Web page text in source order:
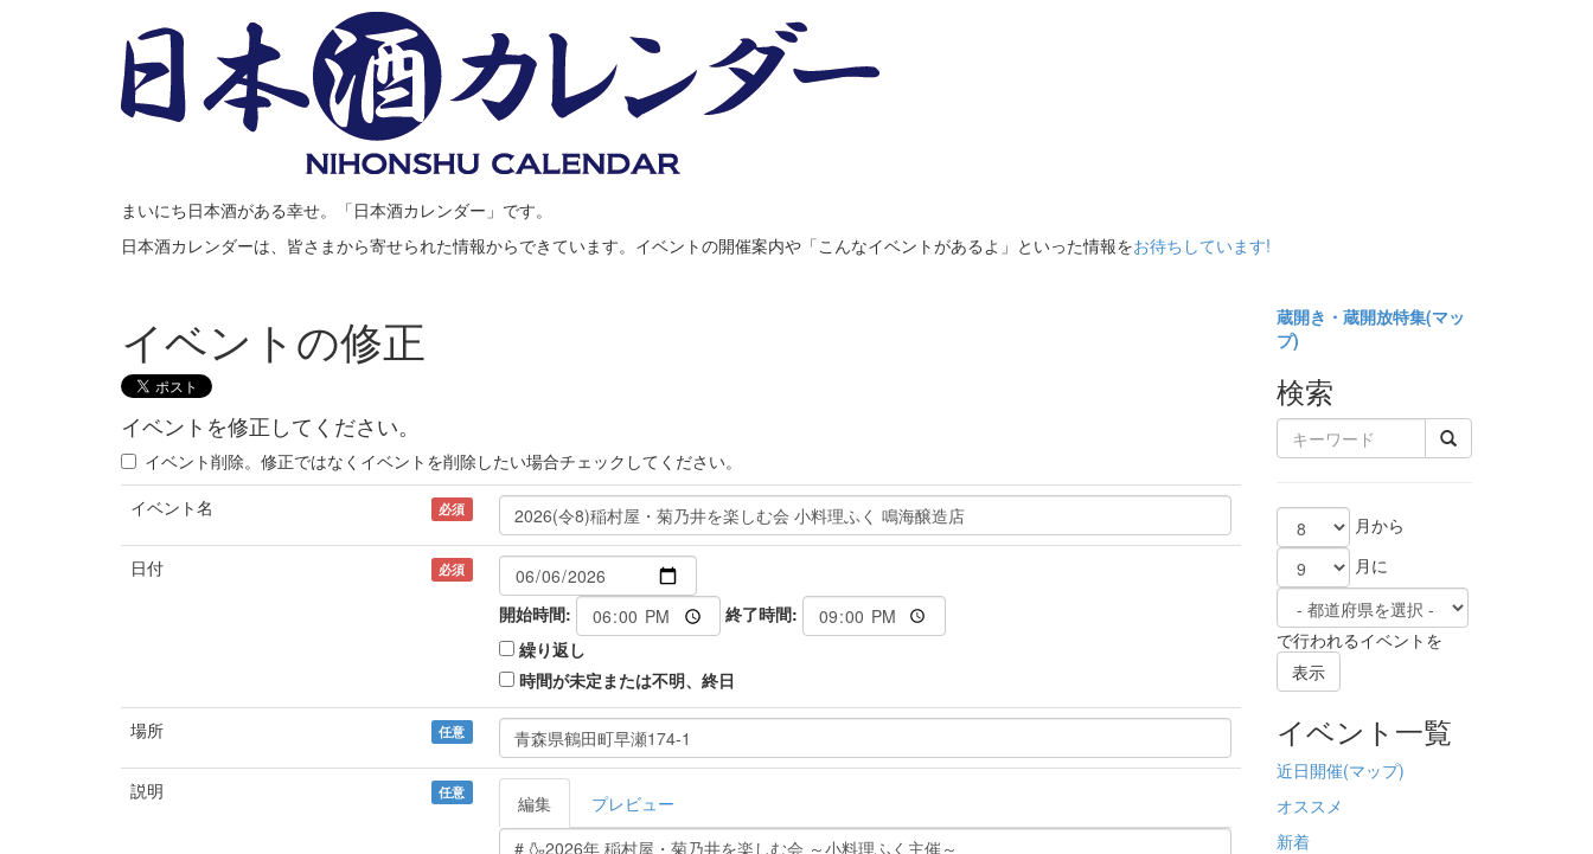
まいにち日本酒がある幸せ。「日本酒カレンダー」です。
日本酒カレンダーは、皆さまから寄せられた情報からできています。イベントの開催案内や「こんなイベントがあるよ」といった情報をお待ちしています!
イベントの修正
イベントを修正してください。
イベント削除。修正ではなくイベントを削除したい場合チェックしてください。
イベント名
必須
日付 必須
開始時間:
終了時間:
繰り返し
時間が未定または不明、終日
場所 任意
説明 任意 編集 プレビュー
蔵開き・蔵開放特集(マッ
プ)
検索
月から
月に
で行われるイベントを
表示
イベント一覧
近日開催(マップ)
オススメ
新着